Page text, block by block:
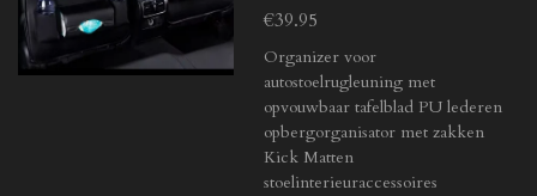
€39.95
Organizer voor
autostoelrugleuning met
opvouwbaar tafelblad PU lederen
opbergorganisator met zakken
Kick Matten
stoelinterieuraccessoires